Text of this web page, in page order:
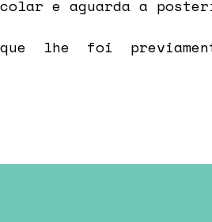
e aguarda a
que lhe foi